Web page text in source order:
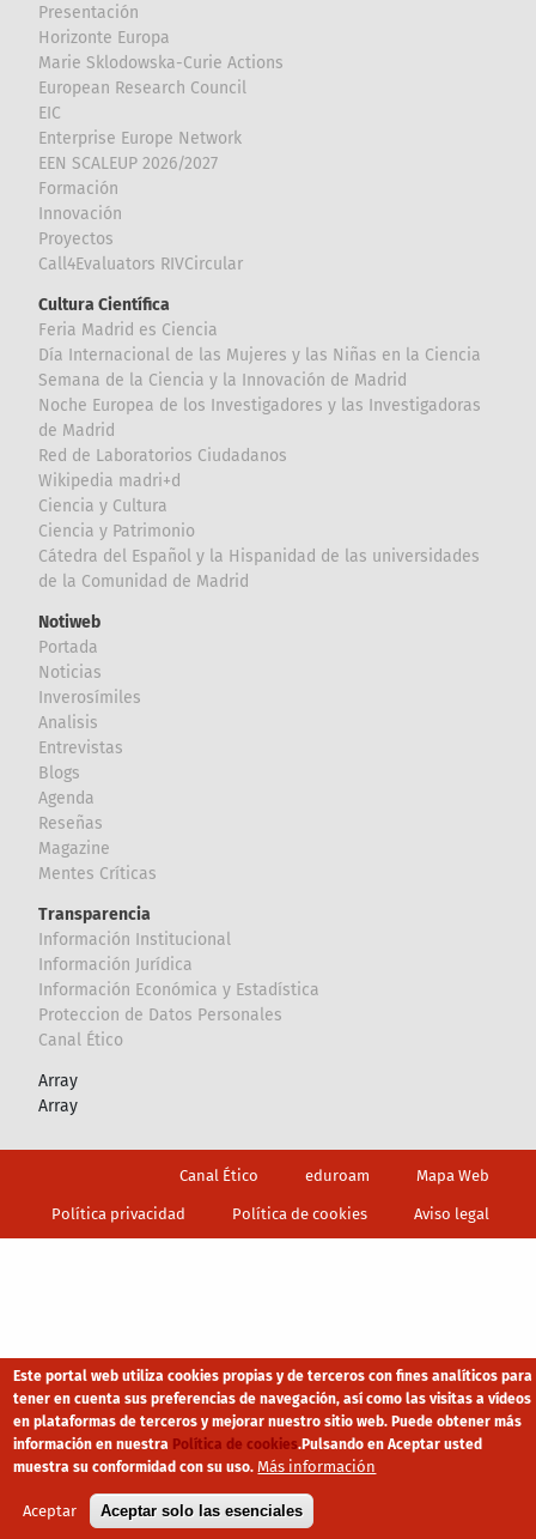
Presentación
Horizonte Europa
Marie Sklodowska-Curie Actions
European Research Council
EIC
Enterprise Europe Network
EEN SCALEUP 2026/2027
Formación
Innovación
Proyectos
Call4Evaluators RIVCircular
Cultura Científica
Feria Madrid es Ciencia
Día Internacional de las Mujeres y las Niñas en la Ciencia
Semana de la Ciencia y la Innovación de Madrid
Noche Europea de los Investigadores y las Investigadoras
de Madrid
Red de Laboratorios Ciudadanos
Wikipedia madri+d
Ciencia y Cultura
Ciencia y Patrimonio
Cátedra del Español y la Hispanidad de las universidades
de la Comunidad de Madrid
Notiweb
Portada
Noticias
Inverosímiles
Analisis
Entrevistas
Blogs
Agenda
Reseñas
Magazine
Mentes Críticas
Transparencia
Información Institucional
Información Jurídica
Información Económica y Estadística
Proteccion de Datos Personales
Canal Ético
Array
Array
Canal Ético eduroam Mapa Web
Política privacidad Política de cookies Aviso legal
Este portal web utiliza cookies propias y de terceros con fines analíticos para
tener en cuenta sus preferencias de navegación, así como las visitas a vídeos
en plataformas de terceros y mejorar nuestro sitio web. Puede obtener más
información en nuestra Política de cookies.Pulsando en Aceptar usted
muestra su conformidad con su uso. Más información
Aceptar Aceptar solo las esenciales